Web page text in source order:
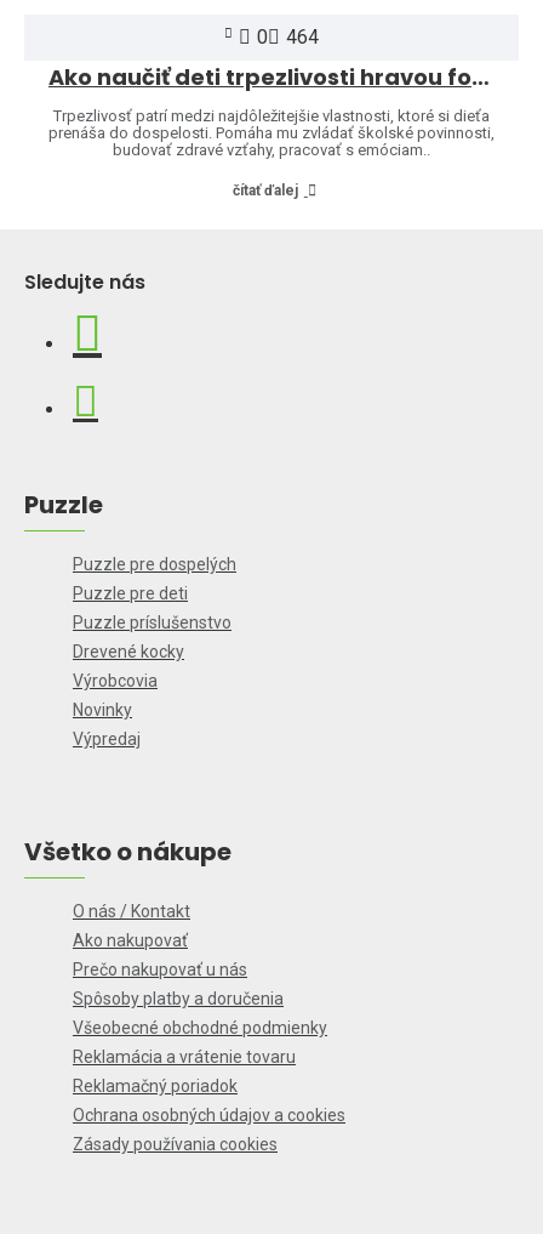
0 464
Ako naučiť deti trpezlivosti hravou formou
Trpezlivosť patrí medzi najdôležitejšie vlastnosti, ktoré si dieťa
prenáša do dospelosti. Pomáha mu zvládať školské povinnosti,
budovať zdravé vzťahy, pracovať s emóciam..
čítať ďalej
Sledujte nás
Puzzle
Puzzle pre dospelých
Puzzle pre deti
Puzzle príslušenstvo
Drevené kocky
Výrobcovia
Novinky
Výpredaj
Všetko o nákupe
O nás / Kontakt
Ako nakupovať
Prečo nakupovať u nás
Spôsoby platby a doručenia
Všeobecné obchodné podmienky
Reklamácia a vrátenie tovaru
Reklamačný poriadok
Ochrana osobných údajov a cookies
Zásady používania cookies